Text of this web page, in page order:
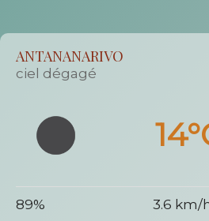
ANTANANARIVO
ciel dégagé
89% 3.6 km/